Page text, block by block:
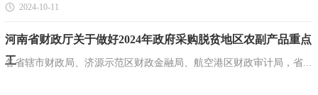
2024-10-11
河南省财政厅关于做好2024年政府采购脱贫地区农副产品重点
工
各省辖市财政局、济源示范区财政金融局、航空港区财政审计局，省...